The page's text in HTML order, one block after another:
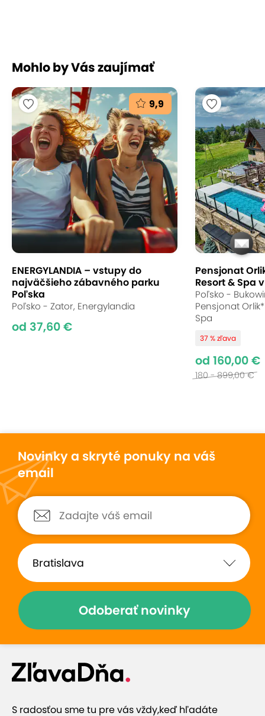
Wellness
Moderné wellness v Hoteli & Spa Bachledówka
garantuje kopec oddychu a zábavy. Krytý bazén s
panoramatickým výhľadom na malebné Gorce a
Pieniny, parná a suchá sauna s
aromaterapiou, bylinné parné kúpele či moderné
jacuzzi...
Atrakcie pri bazéne:
vzduchové a vodné masáže
vzduchové masážne lavice
gejzíry
oddychová zóna
Zohriať sa môžete v suchej a parnej saune. Teplota
vody v bazéne je udržiavaná v rozmedzí 27 - 29
špeciálna UV lampa, ktorá pomáha udržiavať
vysokú čistotu bazénovej vody.
Mohlo by Vás zaujímať
9,9
ENERGYLANDIA – vstupy do
najväčšieho zábavného parku
Poľska
Poľsko - Zator, Energylandia
od 37,60 €
Pensjonat
Resort & Spa
Poľsko -
Pensjonat
Spa
37 % zľava
od 160,00 €
180 - 899,00 €
Novinky a skryté ponuky na váš
email
Odoberať novinky
S radosťou sme tu pre vás vždy,keď hľadáte